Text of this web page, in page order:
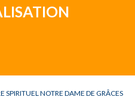
SPIRITUEL NOTRE DAME DE GRÂCES